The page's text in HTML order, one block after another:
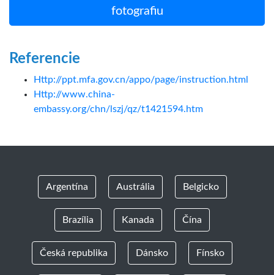
fotografiu
Referencie
Http://ppt.mfa.gov.cn/appo/page/instruction.html
Http://www.china-
embassy.org/chn/lszj/qz/t1421594.htm
Argentína Austrália Belgicko
Brazília Kanada Čína
Česká republika Dánsko Fínsko